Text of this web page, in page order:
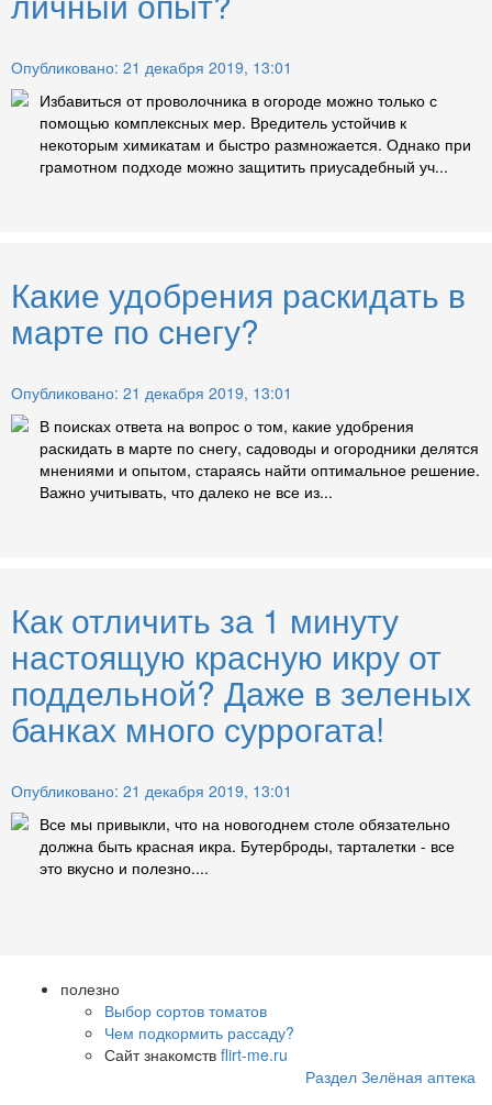
Опубликовано: 21 декабря 2019, 13:01
Избавиться от проволочника в огороде можно только с
помощью комплексных мер. Вредитель устойчив к
некоторым химикатам и быстро размножается. Однако при
грамотном подходе можно защитить приусадебный уч...
Какие удобрения раскидать в
марте по снегу?
Опубликовано: 21 декабря 2019, 13:01
В поисках ответа на вопрос о том, какие удобрения
раскидать в марте по снегу, садоводы и огородники делятся
мнениями и опытом, стараясь найти оптимальное решение.
Важно учитывать, что далеко не все из...
Как отличить за 1 минуту
настоящую красную икру от
поддельной? Даже в зеленых
банках много суррогата!
Опубликовано: 21 декабря 2019, 13:01
Все мы привыкли, что на новогоднем столе обязательно
должна быть красная икра. Бутерброды, тарталетки - все
это вкусно и полезно....
полезно
Выбор сортов томатов
Чем подкормить рассаду?
Сайт знакомств flirt-me.ru
Раздел Зелёная аптека